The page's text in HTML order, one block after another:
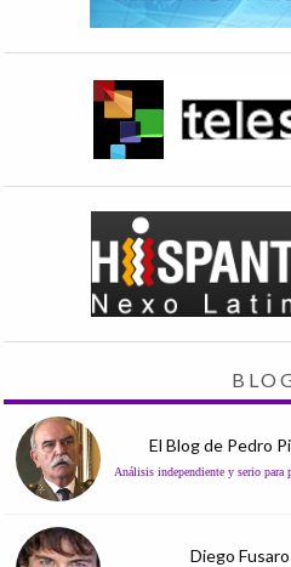
El Blog de Pedro
Análisis independiente y serio para
Diego Fusaro